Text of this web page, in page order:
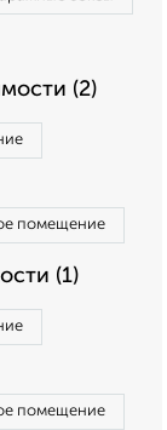
(2)
помещение
(1)
помещение